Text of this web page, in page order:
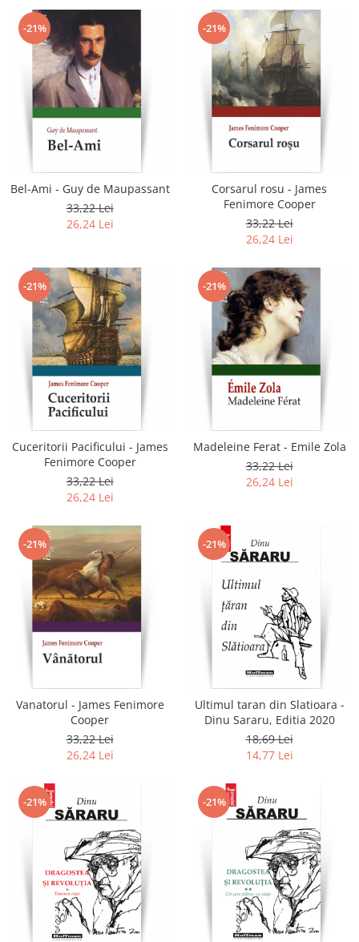
-21%
Bel-Ami - Guy de Maupassant
33,22 Lei
26,24 Lei
-21%
Corsarul rosu - James
Fenimore Cooper
33,22 Lei
26,24 Lei
-21%
Cuceritorii Pacificului - James
Fenimore Cooper
33,22 Lei
26,24 Lei
-21%
Madeleine Ferat - Emile Zola
33,22 Lei
26,24 Lei
-21%
Vanatorul - James Fenimore
Cooper
33,22 Lei
26,24 Lei
-21%
Ultimul taran din Slatioara -
Dinu Sararu, Editia 2020
18,69 Lei
14,77 Lei
-21% -21%